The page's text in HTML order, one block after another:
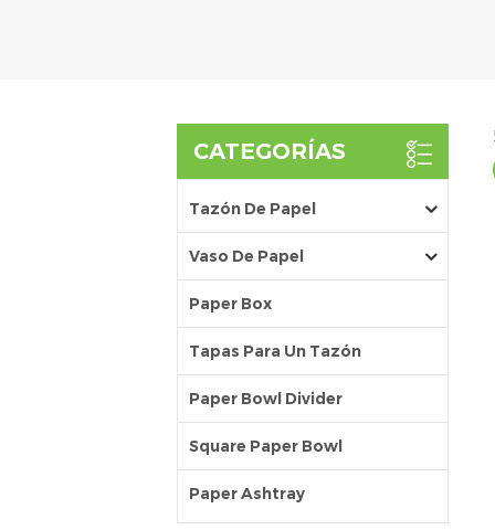
CATEGORÍAS
Tazón De Papel
Vaso De Papel
Paper Box
Tapas Para Un Tazón
Paper Bowl Divider
Square Paper Bowl
Paper Ashtray